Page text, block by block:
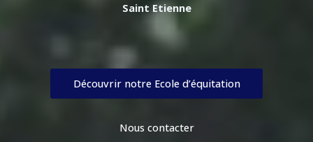
Saint Etienne
Découvrir notre Ecole d’équitation
Nous contacter